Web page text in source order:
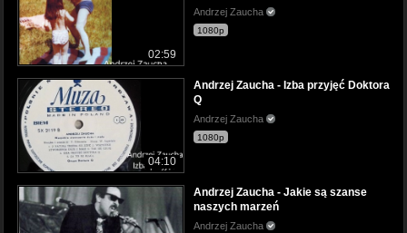
02:59
Andrzej Zaucha
1080p
04:10
Andrzej Zaucha - Izba przyjęć Doktora
Q
Andrzej Zaucha
1080p
Andrzej Zaucha - Jakie są szanse
naszych marzeń
Andrzej Zaucha